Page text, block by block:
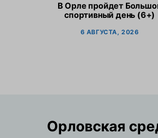
В Орле пройдет
спортивный день (6+)
6 АВГУСТА, 2026
Орловская